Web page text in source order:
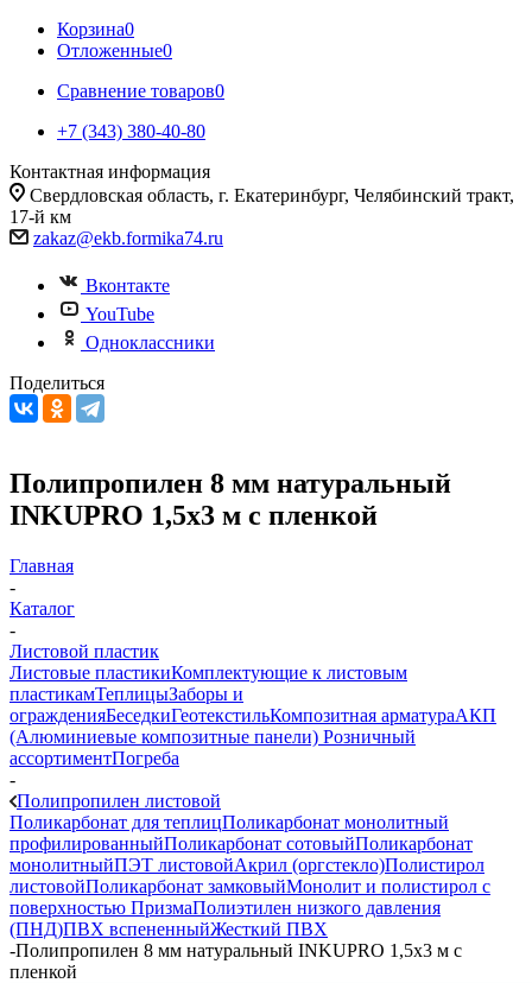
Корзина0
Отложенные0
Сравнение товаров0
+7 (343) 380-40-80
Контактная информация
Свердловская область, г. Екатеринбург, Челябинский тракт,
17-й км
zakaz@ekb.formika74.ru
Вконтакте
YouTube
Одноклассники
Поделиться
Полипропилен 8 мм натуральный
INKUPRO 1,5х3 м с пленкой
Главная
-
Каталог
-
Листовой пластик
Листовые пластикиКомплектующие к листовым
пластикамТеплицыЗаборы и
огражденияБеседкиГеотекстильКомпозитная арматураАКП
(Алюминиевые композитные панели) Розничный
ассортиментПогреба
-
Полипропилен листовой
Поликарбонат для теплицПоликарбонат монолитный
профилированныйПоликарбонат сотовыйПоликарбонат
монолитныйПЭТ листовойАкрил (оргстекло)Полистирол
листовойПоликарбонат замковыйМонолит и полистирол с
поверхностью ПризмаПолиэтилен низкого давления
(ПНД)ПВХ вспененныйЖесткий ПВХ
-Полипропилен 8 мм натуральный INKUPRO 1,5х3 м с
пленкой